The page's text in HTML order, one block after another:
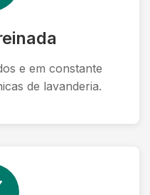
e em constante
de lavanderia.